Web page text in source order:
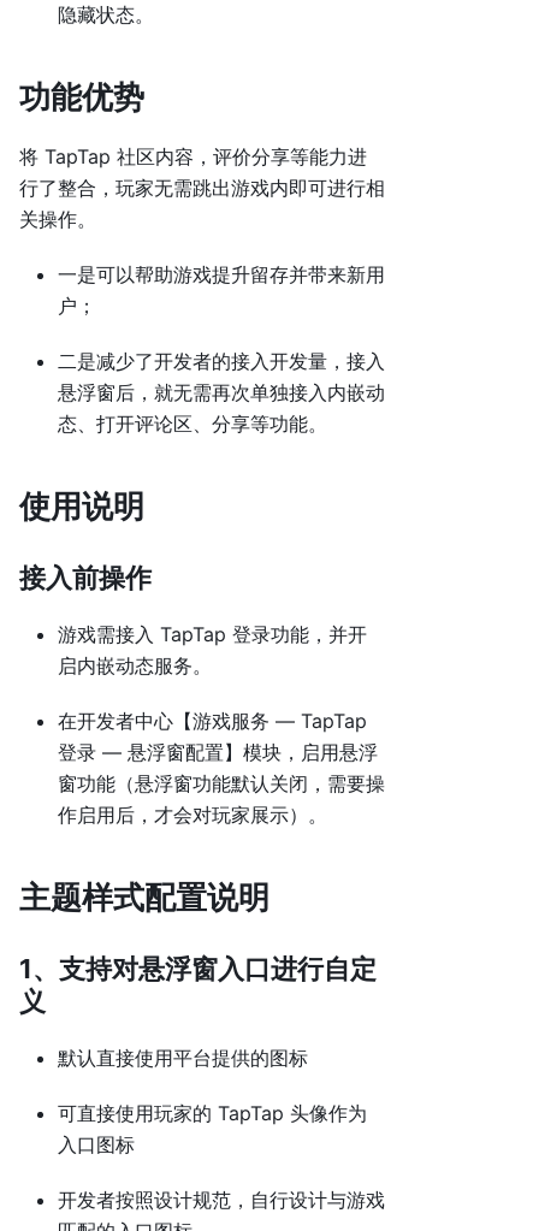
隐藏状态。
功能优势
将 TapTap 社区内容，评价分享等能力进
行了整合，玩家无需跳出游戏内即可进行相
关操作。
一是可以帮助游戏提升留存并带来新用
户；
二是减少了开发者的接入开发量，接入
悬浮窗后，就无需再次单独接入内嵌动
态、打开评论区、分享等功能。
使用说明
接入前操作
游戏需接入 TapTap 登录功能，并开
启内嵌动态服务。
在开发者中心【游戏服务 — TapTap
登录 — 悬浮窗配置】模块，启用悬浮
窗功能（悬浮窗功能默认关闭，需要操
作启用后，才会对玩家展示）。
主题样式配置说明
1、支持对悬浮窗入口进行自定
义
默认直接使用平台提供的图标
可直接使用玩家的 TapTap 头像作为
入口图标
开发者按照设计规范，自行设计与游戏